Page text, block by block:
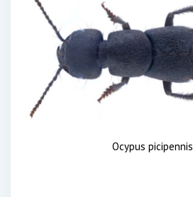
Ocypus picipennis